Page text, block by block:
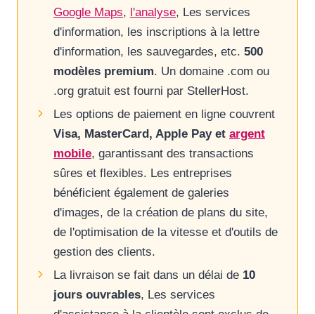
Google Maps, l'analyse, Les services
d'information, les inscriptions à la lettre
d'information, les sauvegardes, etc. 500
modèles premium. Un domaine .com ou
.org gratuit est fourni par StellerHost.
Les options de paiement en ligne couvrent
Visa, MasterCard, Apple Pay et argent
mobile, garantissant des transactions
sûres et flexibles. Les entreprises
bénéficient également de galeries
d'images, de la création de plans du site,
de l'optimisation de la vitesse et d'outils de
gestion des clients.
La livraison se fait dans un délai de 10
jours ouvrables, Les services